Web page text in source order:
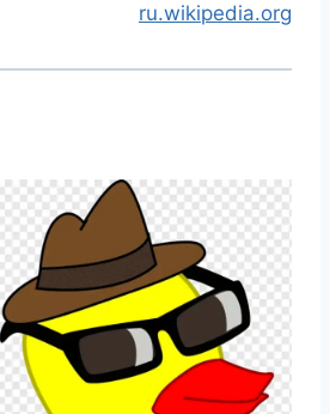
ru.wikipedia.org